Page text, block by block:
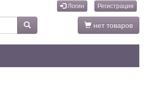
Логин Регистрация
нет товаров